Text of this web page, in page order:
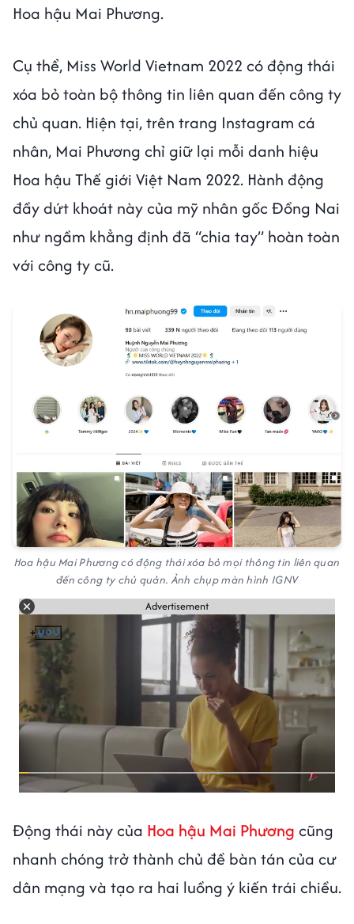
Hoa hậu Mai Phương.
Cụ thể, Miss World Vietnam 2022 có động thái
xóa bỏ toàn bộ thông tin liên quan đến công ty
chủ quan. Hiện tại, trên trang Instagram cá
nhân, Mai Phương chỉ giữ lại mỗi danh hiệu
Hoa hậu Thế giới Việt Nam 2022. Hành động
đầy dứt khoát này của mỹ nhân gốc Đồng Nai
như ngầm khẳng định đã “chia tay” hoàn toàn
với công ty cũ.
Hoa hậu Mai Phương có động thái xóa bỏ mọi thông tin liên quan
đến công ty chủ quản. Ảnh chụp màn hình IGNV
Advertisement
Động thái này của Hoa hậu Mai Phương cũng
nhanh chóng trở thành chủ đề bàn tán của cư
dân mạng và tạo ra hai luồng ý kiến trái chiều.